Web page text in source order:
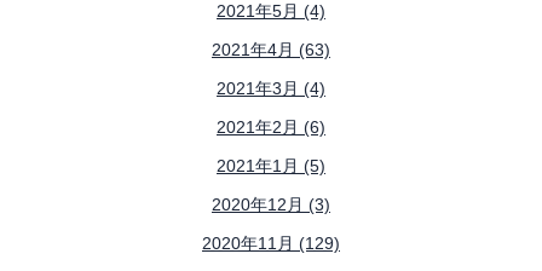
2021年5月 (4)
2021年4月 (63)
2021年3月 (4)
2021年2月 (6)
2021年1月 (5)
2020年12月 (3)
2020年11月 (129)